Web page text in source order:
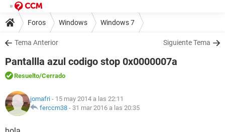
Foros Windows Windows 7
Tema Anterior Siguiente Tema
Pantallla azul codigo stop 0x0000007a
Resuelto/Cerrado
jomafri - 15 may 2014 a las 22:11
ferccm38 - 31 mar 2016 a las 20:35